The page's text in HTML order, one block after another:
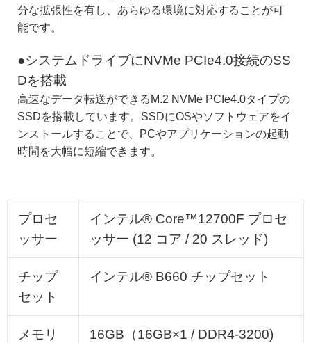
分な拡張性を有し、あらゆる環境に対応することが可
能です。
●システムドライブにNVMe PCIe4.0接続のSS
Dを搭載
高速なデータ転送ができるM.2 NVMe PCIe4.0タイプの
SSDを搭載しています。SSDにOSやソフトウェアをイ
ンストールすることで、PCやアプリケーションの起動
時間を大幅に短縮できます。
プロセ
ッサー
インテル® Core™12700F プロセ
ッサー (12 コア / 20 スレッド)
チップ
セット
インテル® B660 チップセット
メモリ 16GB（16GB×1 / DDR4-3200)